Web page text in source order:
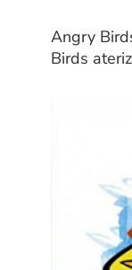
Angry
Birds